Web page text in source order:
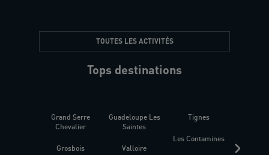
TOUTES LES ACTIVITÉS
Tops destinations
Grand Serre
Chevalier
Grosbois
Guadeloupe Les
Saintes
Valloire
Tignes
Les Contamines